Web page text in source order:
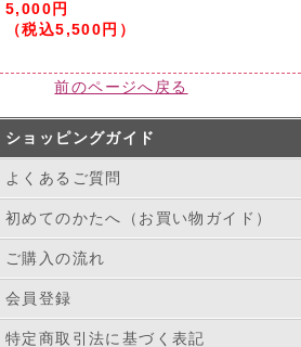
5,000円
（税込5,500円）
前のページへ戻る
ショッピングガイド
よくあるご質問
初めてのかたへ（お買い物ガイド）
ご購入の流れ
会員登録
特定商取引法に基づく表記